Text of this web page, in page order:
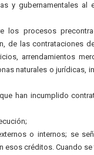
y gubernamentales al
los procesos
de las contrataciones
arrendamientos
naturales o jurídicas,
han incumplido
o internos; se
esos créditos. Cuando se